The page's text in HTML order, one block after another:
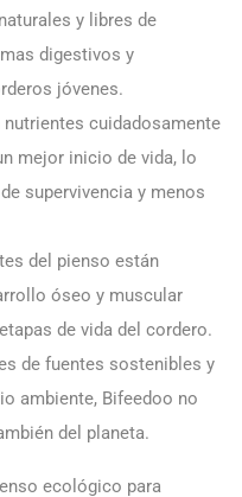
y libres de
digestivos y
jóvenes.
nutrientes cuidadosamente
mejor inicio de vida, lo
supervivencia y menos
del pienso están
óseo y muscular
de vida del cordero.
de fuentes sostenibles y
ambiente, Bifeedoo no
del planeta.
ecológico para